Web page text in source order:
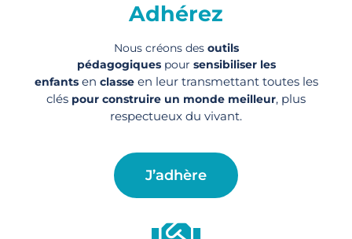
Adhérez
Nous créons des outils
pédagogiquespour sensibiliser les
enfantsen classeen leur transmettant toutes les
clés pour construire un monde meilleur, plus
respectueux du vivant.
J’adhère